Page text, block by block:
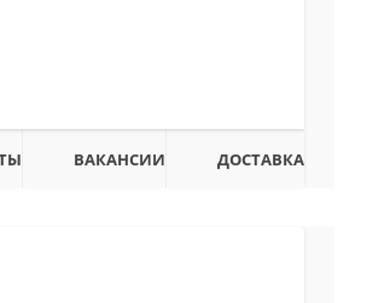
ВАКАНСИИ ДОСТАВКА